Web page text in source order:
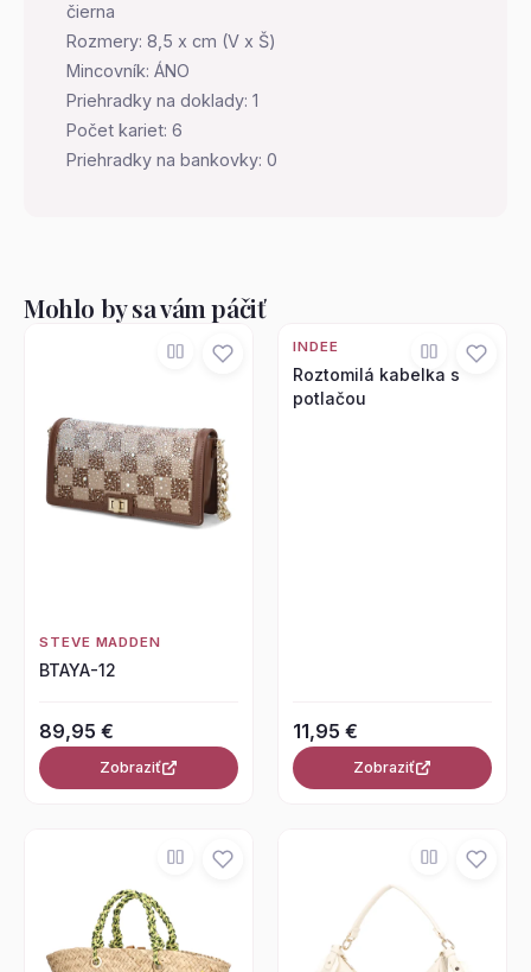
čierna
Rozmery: 8,5 x cm (V x Š)
Mincovník: ÁNO
Priehradky na doklady: 1
Počet kariet: 6
Priehradky na bankovky: 0
Mohlo by sa vám páčiť
STEVE MADDEN
BTAYA-12
89,95 €
Zobraziť
INDEE
Roztomilá kabelka s
potlačou
11,95 €
Zobraziť